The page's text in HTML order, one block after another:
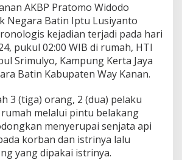
n
p
AKBP Pratomo Widodo
Negara Batin Iptu Lusiyanto
kejadian terjadi pada hari
pukul 02:00 WIB di rumah, HTI
Srimulyo, Kampung Kerta Jaya
Batin Kabupaten Way Kanan.
3 (tiga) orang, 2 (dua) pelaku
melalui pintu belakang
menyerupai senjata api
korban dan istrinya lalu
yang dipakai istrinya.